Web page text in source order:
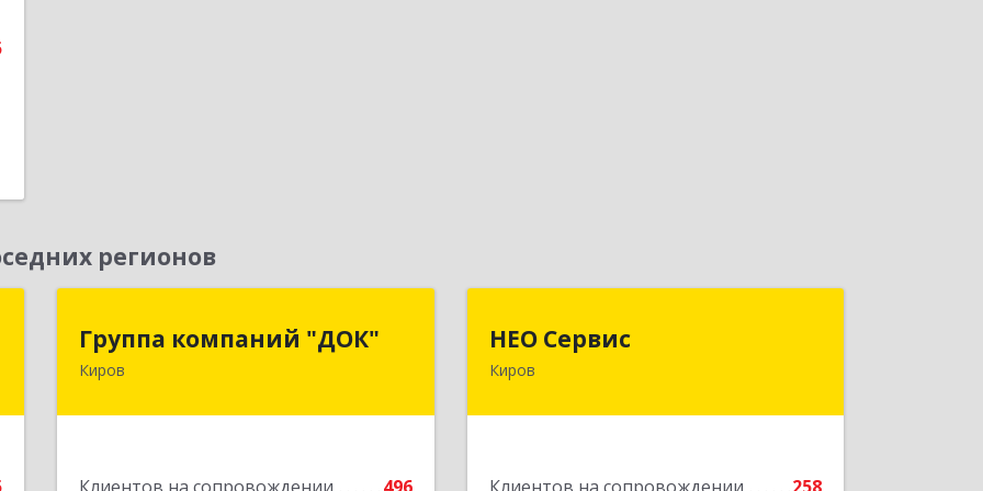
регионов
Группа компаний "ДОК"
Киров
Группа компаний "ДОК"
НЕО Сервис
Киров